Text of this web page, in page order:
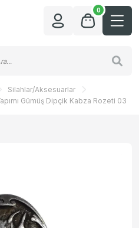
0
Silahlar/Aksesuarlar
Gümüş Dipçik Kabza Rozeti 03